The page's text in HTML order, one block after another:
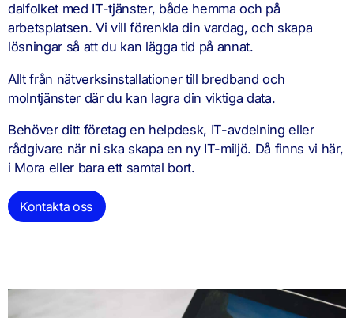
dalfolket med IT-tjänster, både hemma och på
arbetsplatsen. Vi vill förenkla din vardag, och skapa
lösningar så att du kan lägga tid på annat.
Allt från nätverksinstallationer till bredband och
molntjänster där du kan lagra din viktiga data.
Behöver ditt företag en helpdesk, IT-avdelning eller
rådgivare när ni ska skapa en ny IT-miljö. Då finns vi här,
i Mora eller bara ett samtal bort.
Kontakta oss